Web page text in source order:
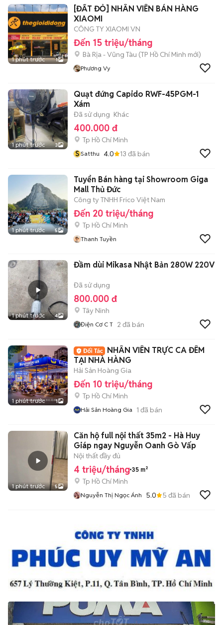
1 phút trước 1
[ĐẤT ĐỎ] NHÂN VIÊN BÁN HÀNG
XIAOMI
CÔNG TY XIAOMI VN
Đến 15 triệu/tháng
Bà Rịa - Vũng Tàu (TP Hồ Chí Minh mới)
Phương Vy
1 phút trước 3
Quạt đứng Capido RWF-45PGM-1
Xám
Đã sử dụng Khác
400.000 đ
Tp Hồ Chí Minh
S Satthu 4.0 13 đã bán
1 phút trước 5
Tuyển Bán hàng tại Showroom Giga
Mall Thủ Đức
Công ty TNHH Frico Việt Nam
Đến 20 triệu/tháng
Tp Hồ Chí Minh
Thanh Tuyền
1 phút trước 4
Đầm dùi Mikasa Nhật Bản 280W 220V
Đã sử dụng
800.000 đ
Tây Ninh
Điện Cơ C T 2 đã bán
1 phút trước 1
NHÂN VIÊN TRỰC CA ĐÊM
TẠI NHÀ HÀNG
Hải Sản Hoàng Gia
Đến 10 triệu/tháng
Tp Hồ Chí Minh
Hải Sản Hoàng Gia 1 đã bán
1 phút trước 5
Căn hộ full nội thất 35m2 - Hà Huy
Giáp ngay Nguyễn Oanh Gò Vấp
Nội thất đầy đủ
4 triệu/tháng 35 m²
Tp Hồ Chí Minh
Nguyễn Thị Ngọc Ánh 5.0 5 đã bán